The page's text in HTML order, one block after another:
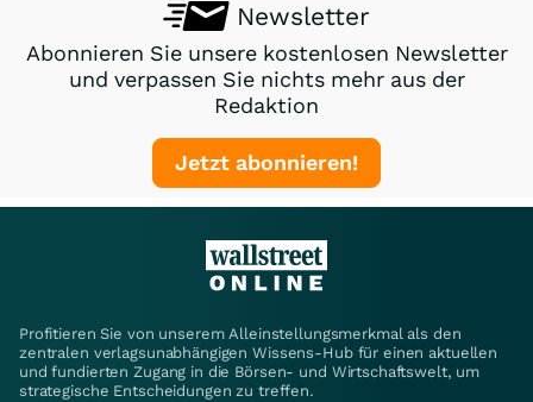
Newsletter
Abonnieren Sie unsere kostenlosen Newsletter
und verpassen Sie nichts mehr aus der
Redaktion
Jetzt abonnieren!
Profitieren Sie von unserem Alleinstellungsmerkmal als den
zentralen verlagsunabhängigen Wissens-Hub für einen aktuellen
und fundierten Zugang in die Börsen- und Wirtschaftswelt, um
strategische Entscheidungen zu treffen.